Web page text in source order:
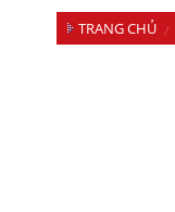
TRANG CHỦ /